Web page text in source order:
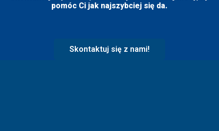
pomóc Ci jak najszybciej się da.
Skontaktuj się z nami!